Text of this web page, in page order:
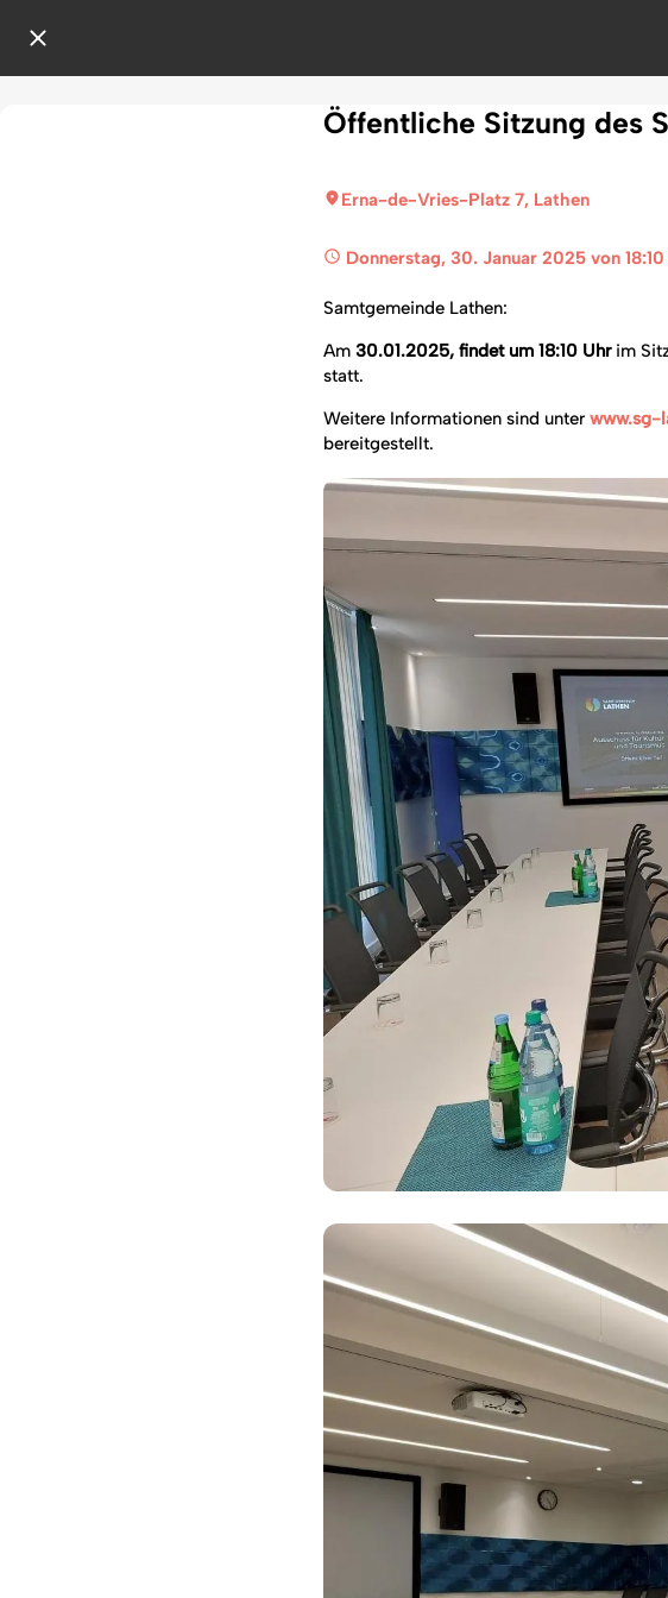
Öffentliche Sitzung des
Erna-de-Vries-Platz 7, Lathen
Donnerstag, 30. Januar 2025 von
Samtgemeinde Lathen:
Am 30.01.2025, findet um 18:10 Uhrim
statt.
Weitere Informationen sind unter www.sg-
bereitgestellt.